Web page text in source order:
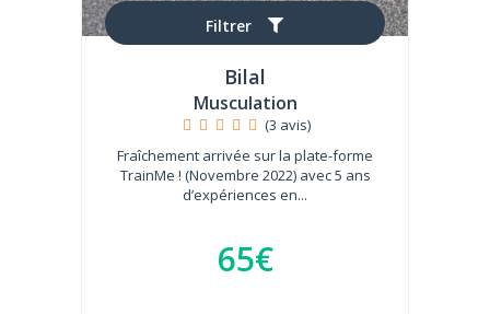
Filtrer
Bilal
Musculation
(3 avis)
Fraîchement arrivée sur la plate-forme
TrainMe ! (Novembre 2022) avec 5 ans
d’expériences en...
65€